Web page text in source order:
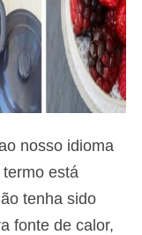
nosso idioma
está
tenha sido
fonte de calor,